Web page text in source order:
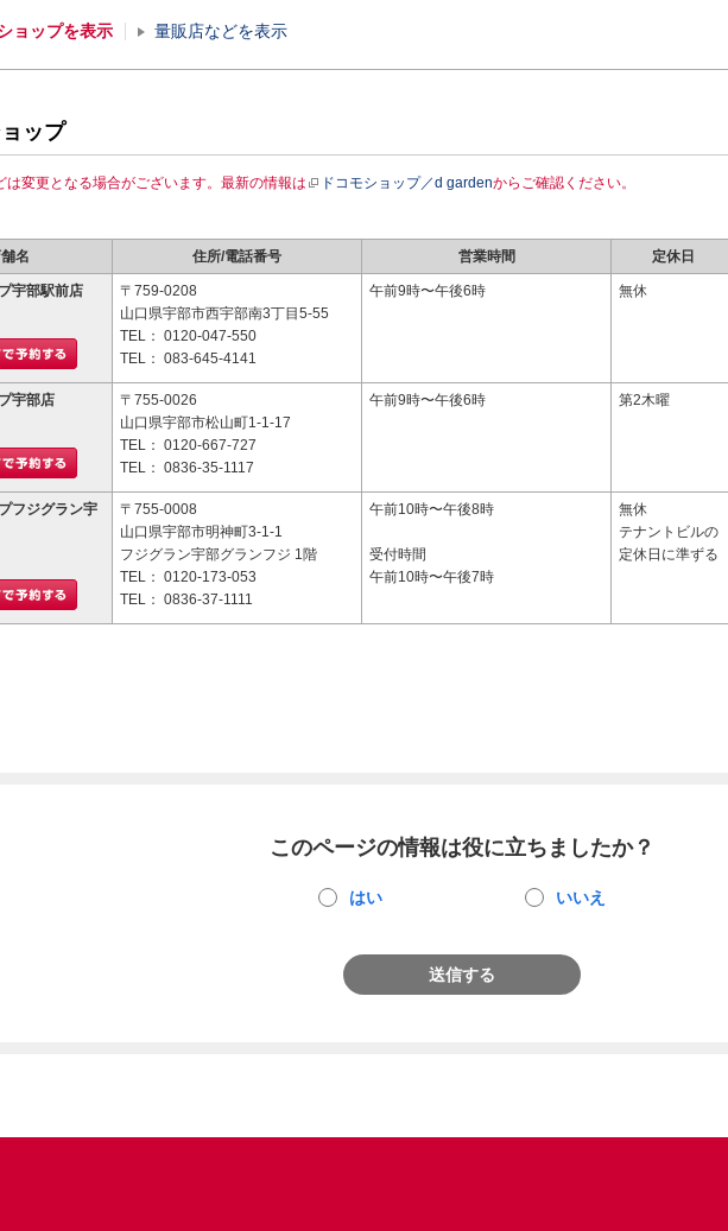
ョップを表示 量販店などを表示
ョップ
は変更となる場合がございます。最新の情報は ドコモショップ／d gardenからご確認ください。
名 住所/電話番号 営業時間 定休日
宇部駅前店
〒759-0208
山口県宇部市西宇部南3丁目5-55
TEL： 0120-047-550
TEL： 083-645-4141
午前9時〜午後6時 無休
宇部店
〒755-0026
山口県宇部市松山町1-1-17
TEL： 0120-667-727
TEL： 0836-35-1117
午前9時〜午後6時 第2木曜
フジグラン宇
〒755-0008
山口県宇部市明神町3-1-1
フジグラン宇部グランフジ 1階
TEL： 0120-173-053
TEL： 0836-37-1111
午前10時〜午後8時
受付時間
午前10時〜午後7時
無休
テナントビルの
定休日に準ずる
このページの情報は役に立ちましたか？
はい いいえ
送信する